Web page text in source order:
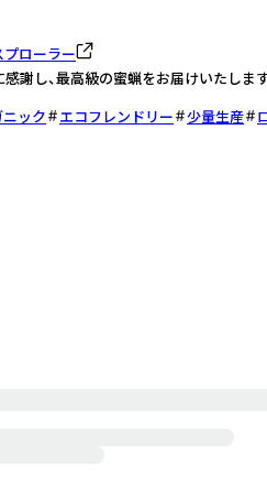
プローラー
謝し、最高級の蜜蝋をお届けいたします
ック エコフレンドリー 少量生産